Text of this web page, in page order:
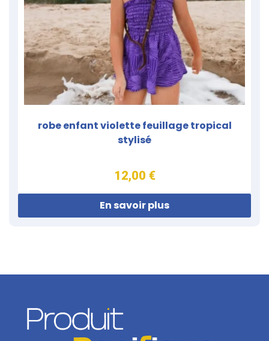
robe enfant violette feuillage tropical
stylisé
12,00 €
En savoir plus